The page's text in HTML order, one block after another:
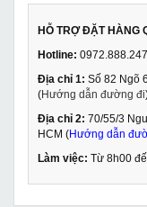
HỖ TRỢ ĐẶT HÀNG
Hotline:
Địa chỉ 1: Số 82 Ngõ
(Hướng dẫn đường đi
Địa chỉ 2: 70/55/3
HCM (Hướng dẫn
Làm việc: Từ 8h00